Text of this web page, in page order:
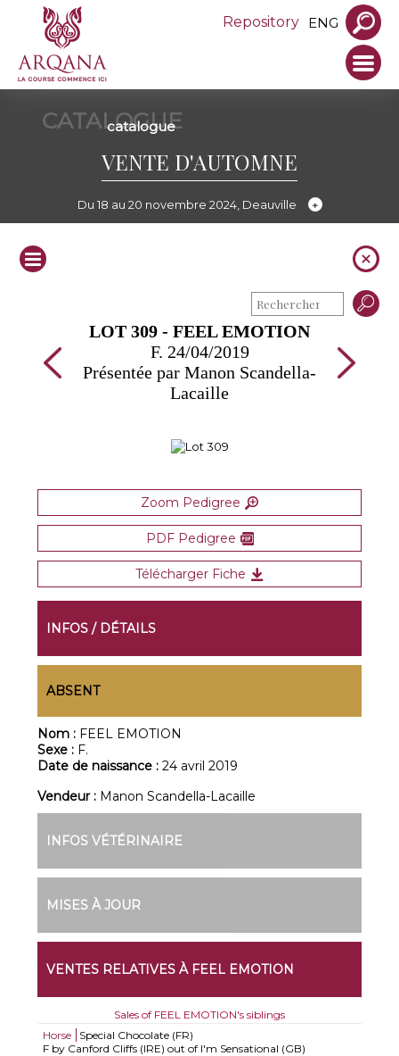
Repository ENG
CATALOGUE
catalogue
VENTE D'AUTOMNE
Du 18 au 20 novembre 2024, Deauville
LOT 309 - FEEL EMOTION
F. 24/04/2019
Présentée par Manon Scandella-
Lacaille
Zoom Pedigree
PDF Pedigree
Télécharger Fiche
INFOS / DÉTAILS
ABSENT
Nom : FEEL EMOTION
Sexe : F.
Date de naissance :24 avril 2019
Vendeur : Manon Scandella-Lacaille
INFOS VÉTÉRINAIRE
MISES À JOUR
VENTES RELATIVES À FEEL EMOTION
Sales of FEEL EMOTION's siblings
Horse
Special Chocolate (FR)
F by Canford Cliffs (IRE) out of I'm Sensational (GB)